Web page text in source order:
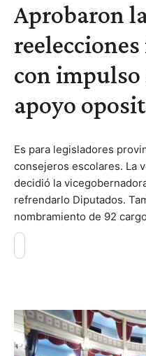
Aprobaron
con impulso
apoyo
Es para legisladores
consejeros escolares. La
decidió la
refrendarlo Diputados.
nombramiento de 92